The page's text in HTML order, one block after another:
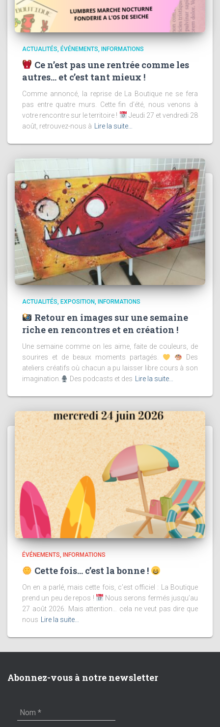
ACTUALITÉS ÉVÉNEMENTS INFORMATIONS
Ce n’est pas une rentrée comme les
autres… et c’est tant mieux !
Comme annoncé, la reprise de La Boutique ne se fera
pas entre quatre murs. Cette fin d’été, nous venons à
votre rencontre sur le territoire !
Jeudi 27 et vendredi 28
août, retrouvez-nous à
Lire la suite…
ACTUALITÉS EXPOSITION INFORMATIONS
Retour en images sur une semaine
riche en rencontres et en création !
Une semaine comme on les aime, faite de couleurs, de
sourires et de beaux moments partagés.
Des
ateliers créatifs où chacun a pu laisser libre cours à son
imagination.
Des podcasts et des Lire la suite…
ÉVÉNEMENTS INFORMATIONS
Cette fois… c’est la bonne !
On en a parlé, mais cette fois, c’est officiel : La Boutique
prend un peu de repos !
Nous serons fermés jusqu’au
27 août 2026. Mais attention… cela ne veut pas dire que
nous
Lire la suite…
Abonnez-vous à notre newsletter